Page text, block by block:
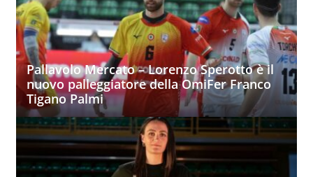
Pallavolo Mercato – Lorenzo Sperotto è il
nuovo palleggiatore della OmiFer Franco
Tigano Palmi